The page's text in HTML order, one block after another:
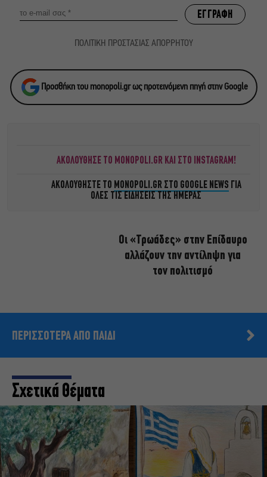
ΠΟΛΙΤΙΚΗ ΠΡΟΣΤΑΣΙΑΣ ΑΠΟΡΡΗΤΟΥ
Προσθήκη του monopoli.gr ως προτεινόμενη πηγή στην Google
ΑΚΟΛΟΥΘΗΣΕ ΤΟ MONOPOLI.GR ΚΑΙ ΣΤΟ INSTAGRAM!
ΑΚΟΛΟΥΘΗΣΤΕ ΤΟ MONOPOLI.GR ΣΤΟ GOOGLE NEWS ΓΙΑ
ΟΛΕΣ ΤΙΣ ΕΙΔΗΣΕΙΣ ΤΗΣ ΗΜΕΡΑΣ
Οι «Τρωάδες» στην Επίδαυρο
αλλάζουν την αντίληψη για
τον πολιτισμό
ΠΕΡΙΣΣΟΤΕΡΑ ΑΠΟ ΠΑΙΔΙ
Σχετικά Θέματα